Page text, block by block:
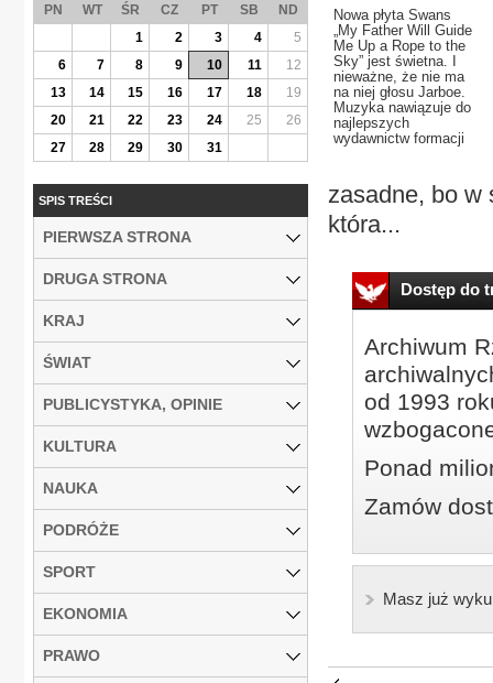
Nowa płyta Swans
„My Father Will Guide
Me Up a Rope to the
Sky” jest świetna. I
nieważne, że nie ma
na niej głosu Jarboe.
Muzyka nawiązuje do
najlepszych
wydawnictw formacji
zasadne, bo w
która...
Dostęp do
Archiwum
od 1993
Ponad
Zamów
Masz już
PN WT ŚR CZ PT SB
ND
1
2 3 4
5
6
7 8 9 10 11
12
13
14 15 16 17 18
19
20
21 22 23 24 25
26
27
28 29 30 31
SPIS TREŚCI
PIERWSZA STRONA
DRUGA STRONA
KRAJ
ŚWIAT
PUBLICYSTYKA, OPINIE
KULTURA
NAUKA
PODRÓŻE
SPORT
EKONOMIA
PRAWO